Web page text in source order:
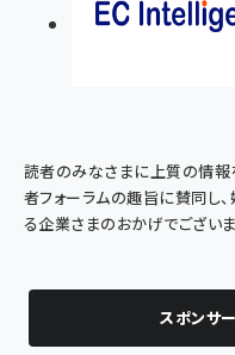
読者のみなさまに上質の情報
者フォーラムの趣旨に賛同し
る企業さまのおかげでございま
スポンサ